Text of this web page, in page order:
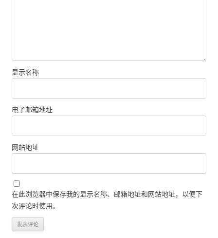
显示名称
电子邮箱地址
网站地址
在此浏览器中保存我的显示名称、邮箱地址和网站地址，以便下
次评论时使用。